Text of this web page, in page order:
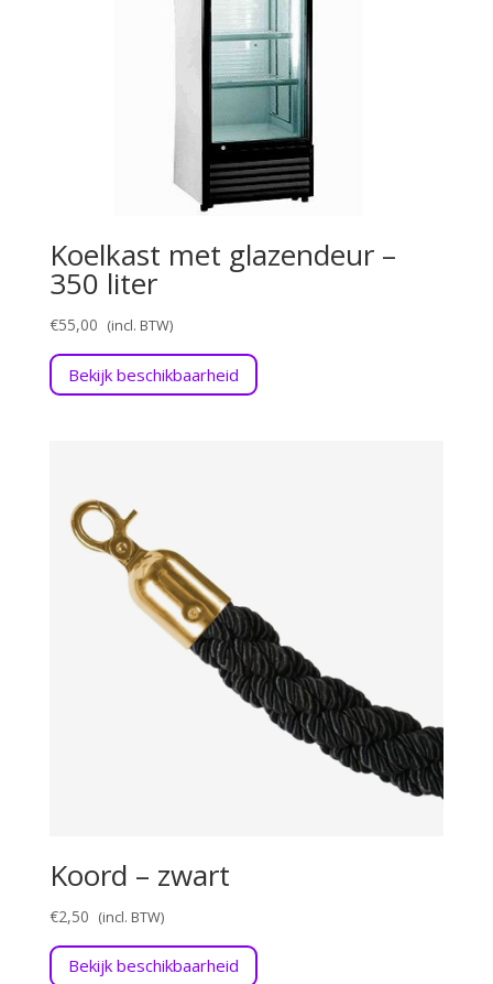
Koelkast met glazendeur –
350 liter
€55,00
Bekijk beschikbaarheid
Koord – zwart
€2,50
Bekijk beschikbaarheid